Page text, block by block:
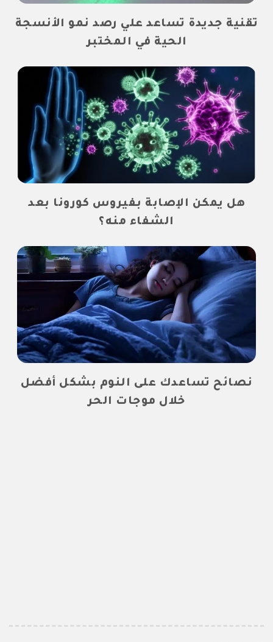
تقنية جديدة تساعد علي رصد نمو الأنسجة
الحية في المختبر
هل يمكن الإصابة بفيروس كورونا بعد
الشفاء منه؟
نصائح تساعدك على النوم بشكل أفضل
خلال موجات الحر